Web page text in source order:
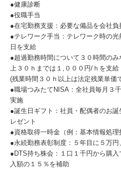
●健康診断
●役職手当
●在宅勤務支援：必要な備品を会社負
●テレワーク手当：テレワーク時の
日を支給
●超過勤務時間について３０時間の
上３０ｈまでは１,０００円/ｈを支給
(残業時間３０ｈ以上は法定残業単価
●職場つみたてNISA：全社員毎月３
実施
●誕生日ギフト：社員・配偶者のお
レゼント
●資格取得一時金（例：基本情報処
●永続勤務表彰制度：５年目に５万
●DTS持ち株会：１口１千円から購
入額の１５％を補助